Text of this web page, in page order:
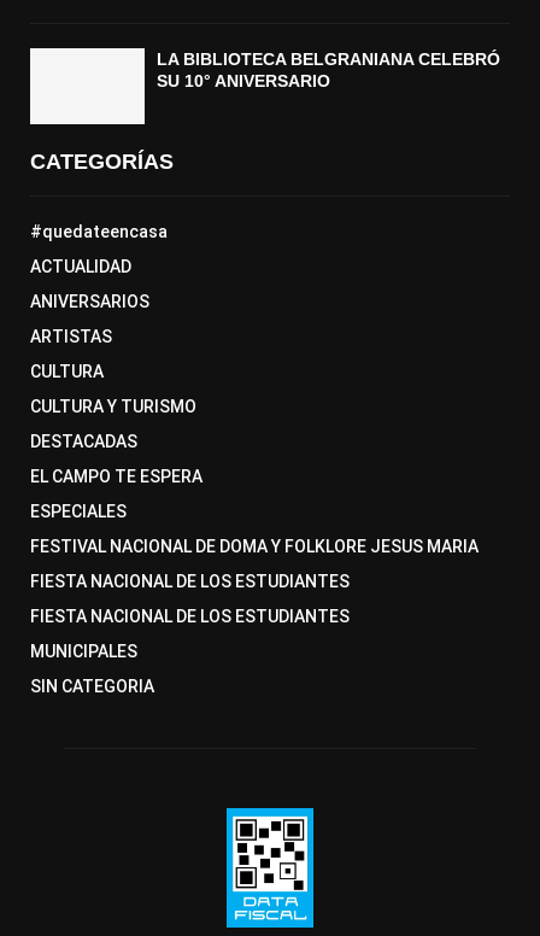
LA BIBLIOTECA BELGRANIANA CELEBRÓ
SU 10° ANIVERSARIO
CATEGORÍAS
#quedateencasa
ACTUALIDAD
ANIVERSARIOS
ARTISTAS
CULTURA
CULTURA Y TURISMO
DESTACADAS
EL CAMPO TE ESPERA
ESPECIALES
FESTIVAL NACIONAL DE DOMA Y FOLKLORE JESUS MARIA
FIESTA NACIONAL DE LOS ESTUDIANTES
FIESTA NACIONAL DE LOS ESTUDIANTES
MUNICIPALES
SIN CATEGORIA